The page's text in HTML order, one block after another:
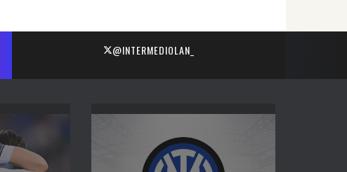
@INTERMEDIOLAN_